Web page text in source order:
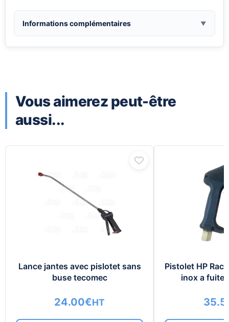
210.00€
Informations complémentaires
Vous aimerez peut-être
aussi...
Lance jantes avec pislotet sans
buse tecomec
24.00€HT
Pistolet HP
inox a fuite